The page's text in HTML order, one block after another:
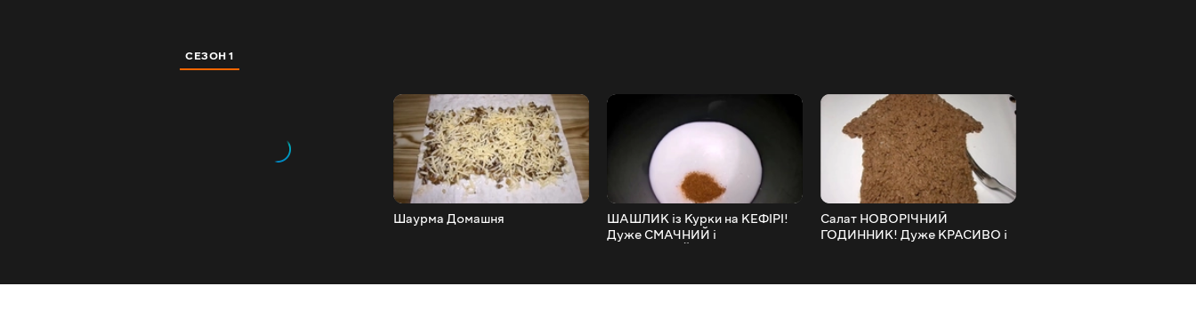
СЕЗОН 1
Шаурма Домашня
ШАШЛИК із Курки на КЕФІРІ!
Дуже СМАЧНИЙ і
Салат НОВОРІЧНИЙ
ГОДИННИК! Дуже КРАСИВО і